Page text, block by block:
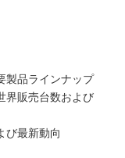
製品ラインナップ
界販売台数および
び最新動向